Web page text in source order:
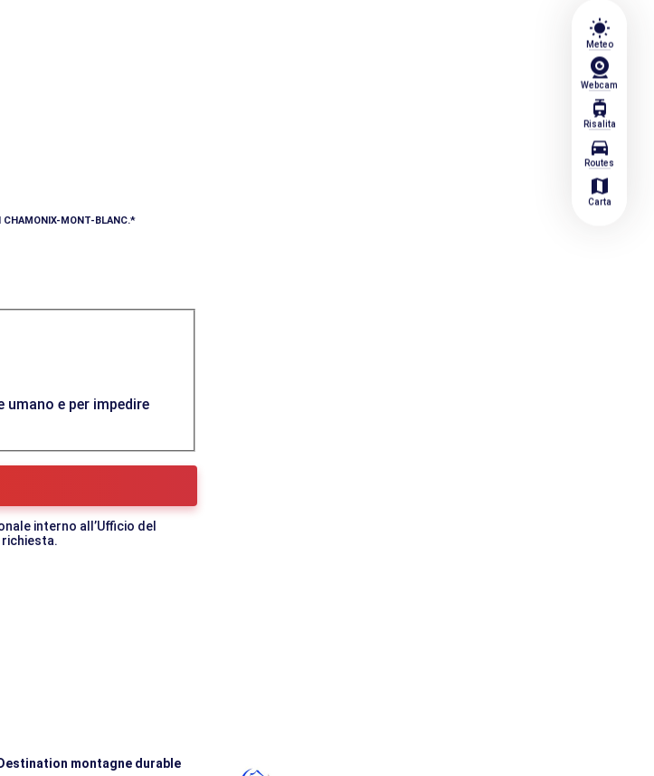
wb_sunny
Meteo
Webcam
tram
Risalita
directions_car
Routes
map
Carta
CHAMONIX-MONT-BLANC.
e per impedire
interno all’Ufficio del
montagne durable